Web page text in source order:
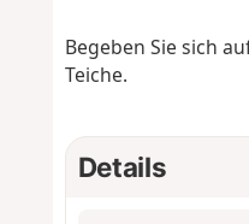
Begeben Sie sich
Teiche.
Details